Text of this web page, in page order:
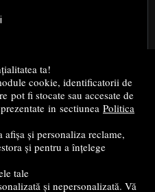
ta!
cookie, identificatorii de
pot fi stocate sau accesate de
in sectiunea Politica
și personaliza reclame,
și pentru a înțelege
tale
și nepersonalizată. Vă